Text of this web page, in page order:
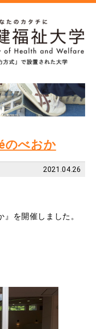
のべおか
2021.04.26
』を開催しました。